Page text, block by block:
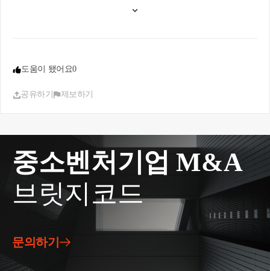
도움이 됐어요0
공유하기 제보하기
중소벤처기업 M&A
브릿지코드
문의하기